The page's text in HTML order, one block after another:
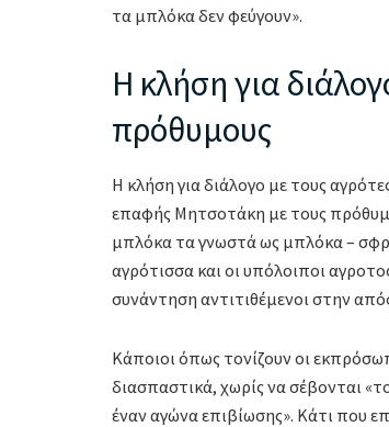
τα μπλόκα δεν φεύγουν».
Η κλήση για
πρόθυμους
Η κλήση για διάλογο με τους
επαφής Μητσοτάκη με τους
μπλόκα τα γνωστά ως μπλόκα –
αγρότισσα και οι υπόλοιποι
συνάντηση αντιτιθέμενοι στην
Κάποιοι όπως τονίζουν οι
διασπαστικά, χωρίς να σέβονται
έναν αγώνα επιβίωσης». Κάτι που